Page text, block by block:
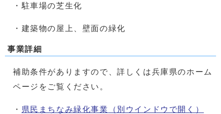
・駐車場の芝生化
・建築物の屋上、壁面の緑化
事業詳細
補助条件がありますので、詳しくは兵庫県のホーム
ページをご覧ください。
・ 県民まちなみ緑化事業 （別ウインドウで開く）